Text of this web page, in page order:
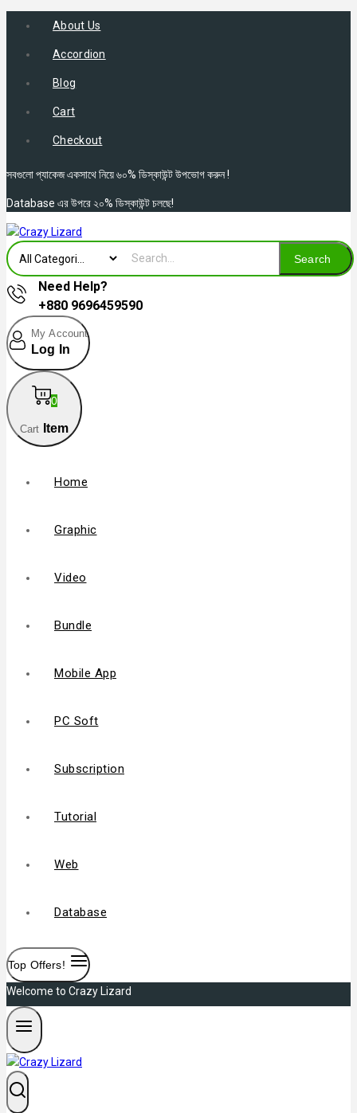
About Us
Accordion
Blog
Cart
Checkout
সবগুলো প্যাকেজ একসাথে নিয়ে ৬০% ডিস্কাউন্ট উপভোগ করুন !
Database এর উপরে ২০% ডিস্কাউন্ট চলছে!
Search
Need Help?
+880 9696459590
My Account
Log In
0
Cart Item
Home
Graphic
Video
Bundle
Mobile App
PC Soft
Subscription
Tutorial
Web
Database
Top Offers!
Welcome to Crazy Lizard